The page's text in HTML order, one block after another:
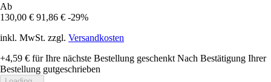
Ab
130,00 € 91,86 € -29%
inkl. MwSt. zzgl. Versandkosten
+4,59 € für Ihre nächste Bestellung geschenkt Nach Bestätigung Ihrer
Bestellung gutgeschrieben